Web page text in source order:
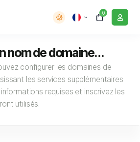
0
nom de domaine...
configurer les domaines de
les services supplémentaires
requises et inscrivez les
utilisés.